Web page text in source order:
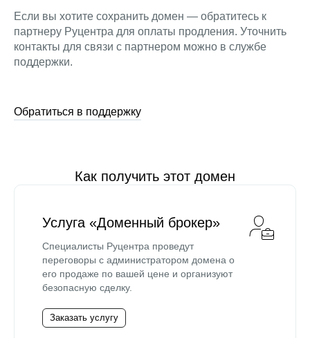
Если вы хотите сохранить домен — обратитесь к
партнеру Руцентра для оплаты продления. Уточнить
контакты для связи с партнером можно в службе
поддержки.
Обратиться в поддержку
Как получить этот домен
Услуга «Доменный брокер»
Специалисты Руцентра проведут
переговоры с администратором домена о
его продаже по вашей цене и организуют
безопасную сделку.
Заказать услугу